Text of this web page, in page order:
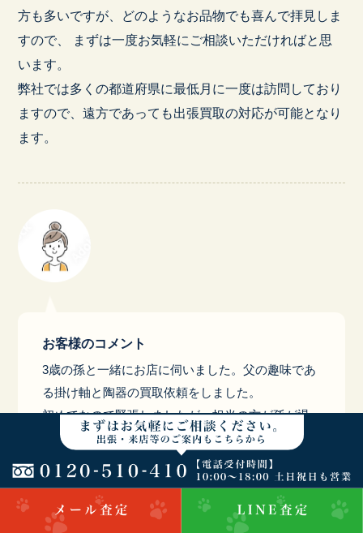
方も多いですが、どのようなお品物でも喜んで拝見しま
すので、 まずは一度お気軽にご相談いただければと思
います。
弊社では多くの都道府県に最低月に一度は訪問しており
ますので、遠方であっても出張買取の対応が可能となり
ます。
お客様のコメント
3歳の孫と一緒にお店に伺いました。父の趣味であ
る掛け軸と陶器の買取依頼をしました。
初めてなので緊張しましたが、担当の方が孫が退
屈にならないように笑顔で声かけして頂いて緊張
もほぐれてとても良い雰囲気 になりました。また
知識豊富な方のようでこの店で査定して頂いて満
足しています。これからも機会があれば利用した
いと思っています。